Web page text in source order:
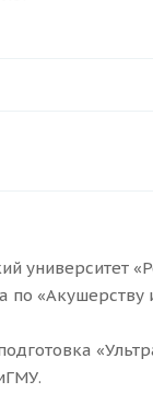
университет
по «Акушерству